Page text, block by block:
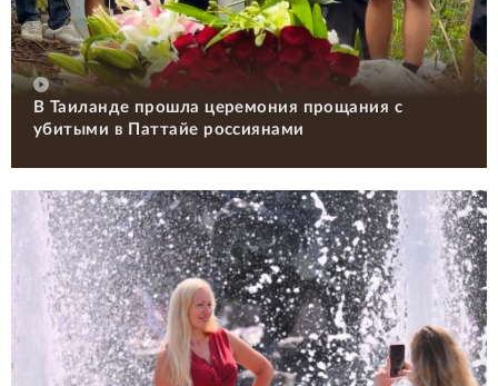
В Таиланде прошла церемония прощания с
убитыми в Паттайе россиянами